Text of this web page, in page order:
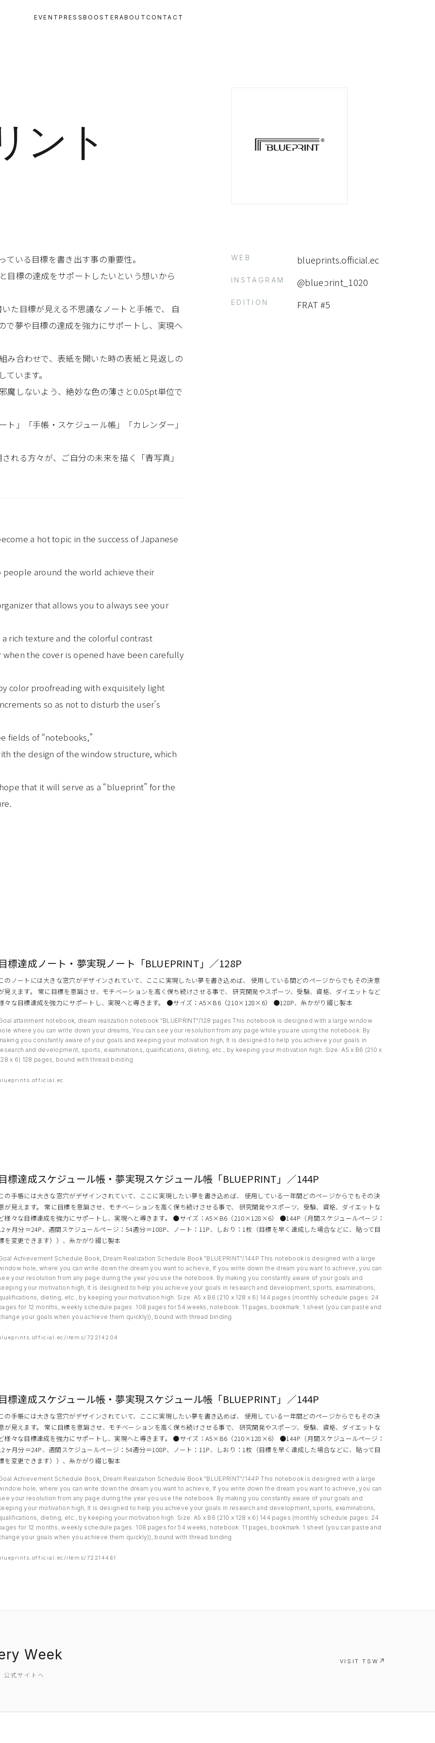
EVENT PRESS BOOSTER ABOUT CONTACT
PRESS
BOOSTER
ABOUT
CONTACT
ント
いる目標を書き出す事の重要性。
目標の達成をサポートしたいという想いから
た目標が見える不思議なノートと手帳で、 自
で夢や目標の達成を強力にサポートし、実現へ
み合わせで、表紙を開いた時の表紙と見返しの
います。
魔しないよう、絶妙な色の薄さと0.05pt単位で
」「手帳・スケジュール帳」「カレンダー」
れる方々が、ご自分の未来を描く「青写真」
a hot topic in the success of Japanese
people around the world achieve their
that allows you to always see your
rich texture and the colorful contrast
the cover is opened have been carefully
color proofreading with exquisitely light
so as not to disturb the user’s
fields of “notebooks,”
the design of the window structure, which
that it will serve as a “blueprint” for the
WEB blueprints.official.ec
INSTAGRAM @blueprint_1020
EDITION FRAT #5
標達成ノート・夢実現ノート「BLUEPRINT」／128P
のノートには大きな窓穴がデザインされていて、ここに実現したい夢を書き込めば、 使用している間どのページからでもその決意
見えます。 常に目標を意識させ、モチベーションを高く保ち続けさせる事で、 研究開発やスポーツ、受験、資格、ダイエットなど
々な目標達成を強力にサポートし、実現へと導きます。 ●サイズ：A5×B6（210×128×6） ●128P、糸かがり綴じ製本
attainment notebook, dream realization notebook "BLUEPRINT"/128 pages This notebook is designed with a large window
where you can write down your dreams, You can see your resolution from any page while you are using the notebook. By
you constantly aware of your goals and keeping your motivation high, It is designed to help you achieve your goals in
and development, sports, examinations, qualifications, dieting, etc., by keeping your motivation high. Size: A5 x B6 (210 x
x 6) 128 pages, bound with thread binding
標達成スケジュール帳・夢実現スケジュール帳「BLUEPRINT」／144P
の手帳には大きな窓穴がデザインされていて、ここに実現したい夢を書き込めば、 使用している一年間どのページからでもその決
が見えます。 常に目標を意識させ、モチベーションを高く保ち続けさせる事で、 研究開発やスポーツ、受験、資格、ダイエットな
様々な目標達成を強力にサポートし、実現へと導きます。 ●サイズ：A5×B6（210×128×6） ●144P（月間スケジュールページ：
ヶ月分＝24P、週間スケジュールページ：54週分＝108P、ノート：11P、しおり：1枚（目標を早く達成した場合などに、貼って目
を変更できます））、糸かがり綴じ製本
Achievement Schedule Book, Dream Realization Schedule Book "BLUEPRINT"/144P This notebook is designed with a large
hole, where you can write down the dream you want to achieve, If you write down the dream you want to achieve, you can
your resolution from any page during the year you use the notebook. By making you constantly aware of your goals and
your motivation high, It is designed to help you achieve your goals in research and development, sports, examinations,
dieting, etc., by keeping your motivation high. Size: A5 x B6 (210 x 128 x 6) 144 pages (monthly schedule pages: 24
for 12 months, weekly schedule pages: 108 pages for 54 weeks, notebook: 11 pages, bookmark: 1 sheet (you can paste and
your goals when you achieve them quickly)), bound with thread binding
items/72214204
標達成スケジュール帳・夢実現スケジュール帳「BLUEPRINT」／144P
の手帳には大きな窓穴がデザインされていて、ここに実現したい夢を書き込めば、 使用している一年間どのページからでもその決
が見えます。 常に目標を意識させ、モチベーションを高く保ち続けさせる事で、 研究開発やスポーツ、受験、資格、ダイエットな
様々な目標達成を強力にサポートし、実現へと導きます。 ●サイズ：A5×B6（210×128×6） ●144P（月間スケジュールページ：
ヶ月分＝24P、週間スケジュールページ：54週分＝108P、ノート：11P、しおり：1枚（目標を早く達成した場合などに、貼って目
を変更できます））、糸かがり綴じ製本
Achievement Schedule Book, Dream Realization Schedule Book "BLUEPRINT"/144P This notebook is designed with a large
hole, where you can write down the dream you want to achieve, If you write down the dream you want to achieve, you can
your resolution from any page during the year you use the notebook. By making you constantly aware of your goals and
your motivation high, It is designed to help you achieve your goals in research and development, sports, examinations,
dieting, etc., by keeping your motivation high. Size: A5 x B6 (210 x 128 x 6) 144 pages (monthly schedule pages: 24
for 12 months, weekly schedule pages: 108 pages for 54 weeks, notebook: 11 pages, bookmark: 1 sheet (you can paste and
your goals when you achieve them quickly)), bound with thread binding
items/72214461
Week
式サイトへ
VISIT TSW